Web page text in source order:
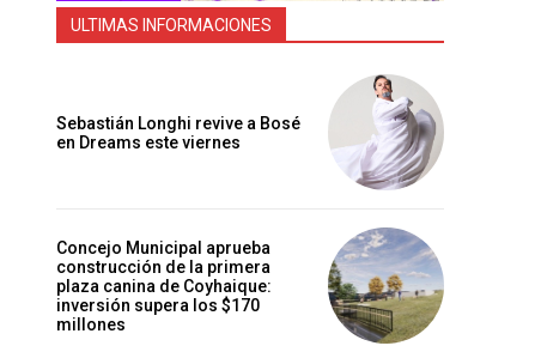
ULTIMAS INFORMACIONES
Sebastián Longhi revive a Bosé
en Dreams este viernes
Concejo Municipal aprueba
construcción de la primera
plaza canina de Coyhaique:
inversión supera los $170
millones